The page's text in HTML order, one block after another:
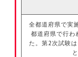
全都道府県で実
都道府県で行わ
た。第2次試験